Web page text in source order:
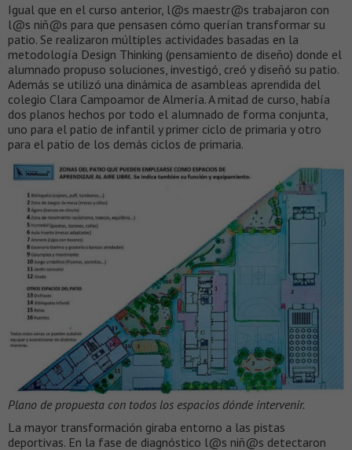
Igual que en el curso anterior, l@s maestr@s trabajaron con
l@s niñ@s para que pensasen cómo querían transformar su
patio. Se realizaron múltiples actividades basadas en la
metodología Design Thinking (pensamiento de diseño) donde el
alumnado propuso soluciones, investigó, creó y diseñó su patio.
Además se utilizó una dinámica de asambleas aprendida del
colegio Clara Campoamor de Almería. A mitad de curso, había
dos planos hechos por todo el alumnado de forma conjunta,
uno para el patio de infantil y primer ciclo de primaria y otro
para el patio de los demás ciclos de primaria.
Plano de propuesta con todos los espacios dónde intervenir.
La mayor transformación giraba entorno a las pistas
deportivas. En la fase de diagnóstico l@s niñ@s detectaron